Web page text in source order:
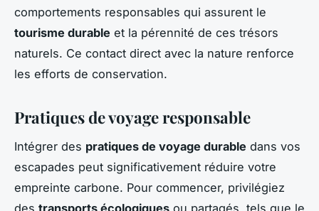
comportements responsables qui assurent le
tourisme durable et la pérennité de ces trésors
naturels. Ce contact direct avec la nature renforce
les efforts de conservation.
Pratiques de voyage responsable
Intégrer des pratiques de voyage durable dans vos
escapades peut significativement réduire votre
empreinte carbone. Pour commencer, privilégiez
des transports écologiques ou partagés, tels que le